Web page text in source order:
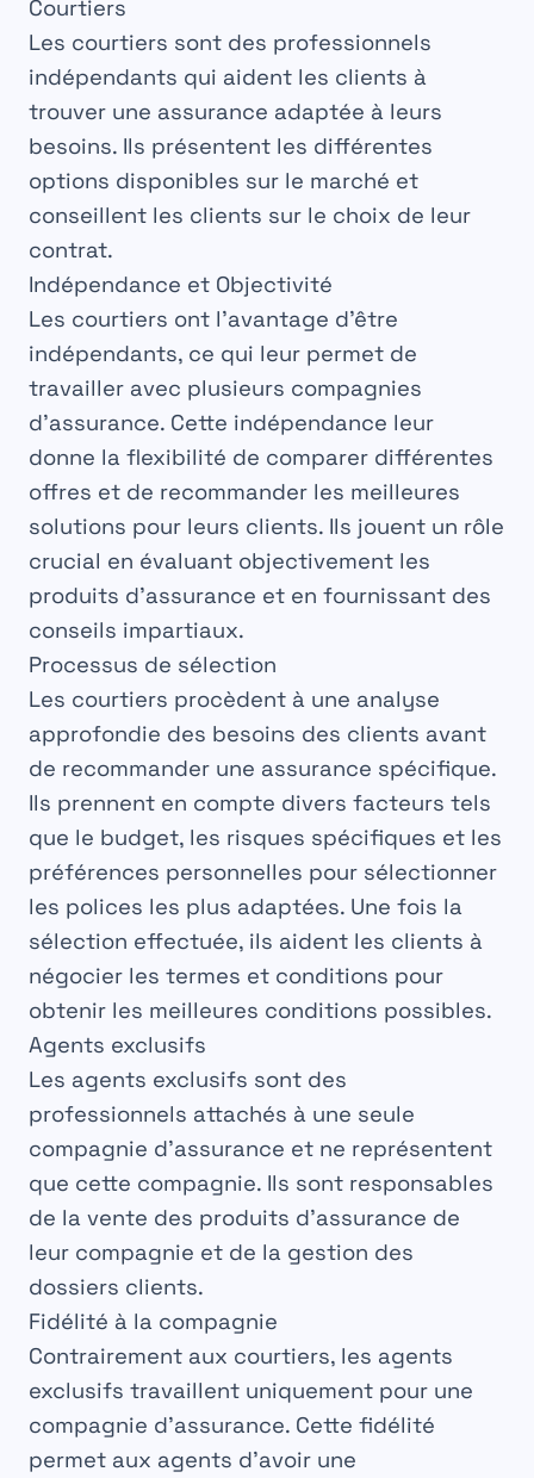
Courtiers
Les courtiers sont des professionnels
indépendants qui aident les clients à
trouver une assurance adaptée à leurs
besoins. Ils présentent les différentes
options disponibles sur le marché et
conseillent les clients sur le choix de leur
contrat.
Indépendance et Objectivité
Les courtiers ont l’avantage d’être
indépendants, ce qui leur permet de
travailler avec plusieurs compagnies
d’assurance. Cette indépendance leur
donne la flexibilité de comparer différentes
offres et de recommander les meilleures
solutions pour leurs clients. Ils jouent un rôle
crucial en évaluant objectivement les
produits d’assurance et en fournissant des
conseils impartiaux.
Processus de sélection
Les courtiers procèdent à une analyse
approfondie des besoins des clients avant
de recommander une assurance spécifique.
Ils prennent en compte divers facteurs tels
que le budget, les risques spécifiques et les
préférences personnelles pour sélectionner
les polices les plus adaptées. Une fois la
sélection effectuée, ils aident les clients à
négocier les termes et conditions pour
obtenir les meilleures conditions possibles.
Agents exclusifs
Les agents exclusifs sont des
professionnels attachés à une seule
compagnie d’assurance et ne représentent
que cette compagnie. Ils sont responsables
de la vente des produits d’assurance de
leur compagnie et de la gestion des
dossiers clients.
Fidélité à la compagnie
Contrairement aux courtiers, les agents
exclusifs travaillent uniquement pour une
compagnie d’assurance. Cette fidélité
permet aux agents d’avoir une